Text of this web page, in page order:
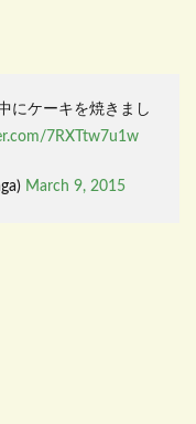
にケーキを焼きまし
7RXTtw7u1w
March 9, 2015